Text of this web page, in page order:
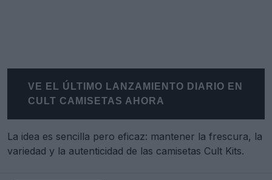
VE EL ÚLTIMO LANZAMIENTO DIARIO EN
CULT CAMISETAS AHORA
La idea es sencilla pero eficaz: mantener la frescura, la
variedad y la autenticidad de las camisetas Cult Kits.